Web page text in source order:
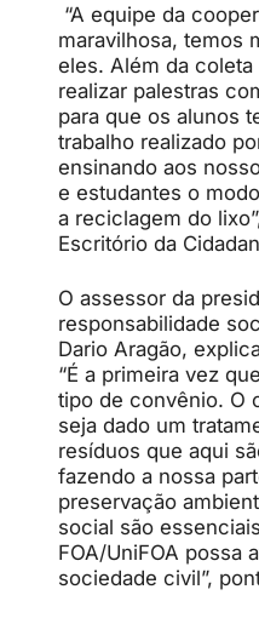
“A equipe da
maravilhosa, temos
eles. Além da
realizar palestras
para que os alunos
trabalho realizado
ensinando aos
e estudantes o
a reciclagem do
Escritório da
O assessor da
responsabilidade
Dario Aragão,
“É a primeira vez
tipo de convênio. O
seja dado um
resíduos que aqui
fazendo a nossa
preservação
social são
FOA/UniFOA possa
sociedade civil”,